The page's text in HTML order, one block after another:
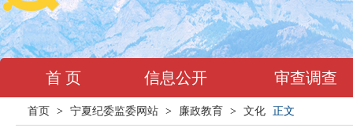
首 页 信息公开 审查调查
首页 > 宁夏纪委监委网站 > 廉政教育 > 文化 正文